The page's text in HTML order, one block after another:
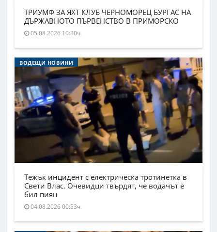
ТРИУМФ ЗА ЯХТ КЛУБ ЧЕРНОМОРЕЦ БУРГАС НА
ДЪРЖАВНОТО ПЪРВЕНСТВО В ПРИМОРСКО
05.08.2026 10:30ч.
ВОДЕЩИ НОВИНИ
Тежък инцидент с електрическа тротинетка в
Свети Влас. Очевидци твърдят, че водачът е
бил пиян
04.08.2026 00:53ч.